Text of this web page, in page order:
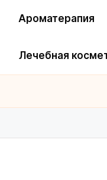
Ароматерапия
Лечебная